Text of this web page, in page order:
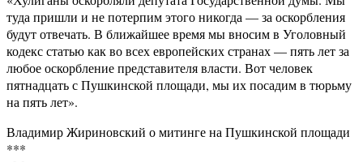
туда пришли и не потерпим этого никогда — за оскорбления
будут отвечать. В ближайшее время мы вносим в Уголовный
кодекс статью как во всех европейских странах — пять лет за
любое оскорбление представителя власти. Вот человек
пятнадцать с Пушкинской площади, мы их посадим в тюрьму
на пять лет».
Владимир Жириновский о митинге на Пушкинской площади
***